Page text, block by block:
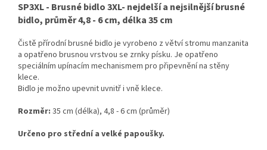
SP3XL - Brusné bidlo 3XL- nejdelší a nejsilnější brusné
bidlo, průměr 4,8 - 6 cm, délka 35 cm
Čistě přírodní brusné bidlo je vyrobeno z větví stromu manzanita
a opatřeno brusnou vrstvou se zrnky písku. Je opatřeno
speciálním upínacím mechanismem pro připevnění na stěny
klece.
Bidlo je možno upevnit uvnitř i vně klece.
Rozměr: 35 cm (délka), 4,8 - 6 cm (průměr)
Určeno pro střední a velké papoušky.